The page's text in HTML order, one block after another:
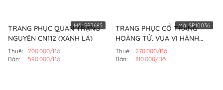
TRANG PHỤC QUAN TRẠNG
NGUYÊN CN112 (XANH LÁ)
Thuê:
200.000/Bộ
Bán:
590.000/Bộ
Mã:SP3685
TRANG PHỤC CỔ TRANG
HOÀNG TỬ, VUA VI HÀNH
(MÀU ĐỎ)
Thuê:
270.000/Bộ
Bán:
810.000/Bộ
Mã:SP10036